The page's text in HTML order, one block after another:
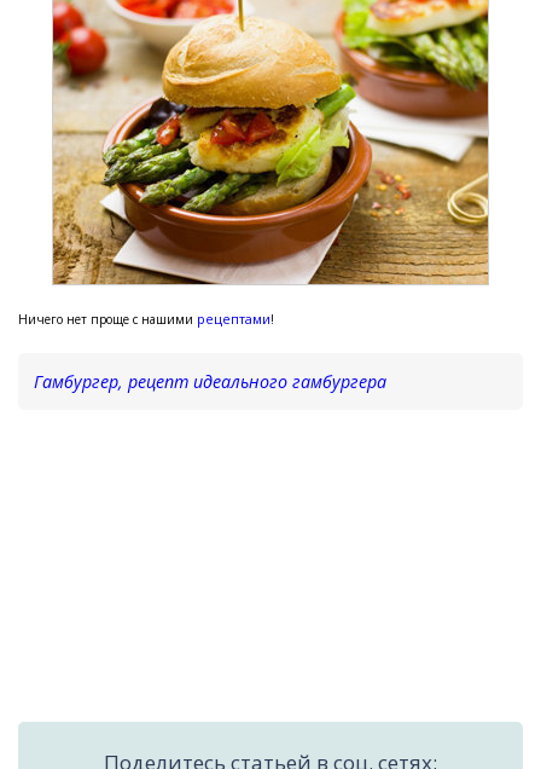
Ничего нет проще с нашими рецептами!
Гамбургер, рецепт идеального гамбургера
Поделитесь статьей в соц. сетях: